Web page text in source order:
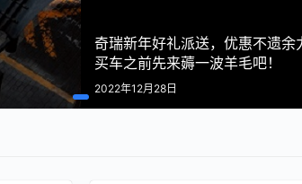
奇瑞新年好礼派送，优惠不遗余
买车之前先来薅一波羊毛吧！
2022年12月28日